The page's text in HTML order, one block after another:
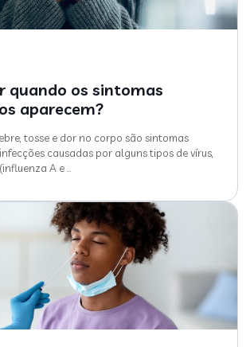
quando os sintomas
aparecem?
tosse e dor no corpo são sintomas
causadas por alguns tipos de vírus,
A e…